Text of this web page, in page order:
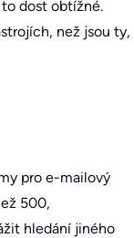
dost obtížné.
než jsou ty,
pro e-mailový
500,
hledání jiného